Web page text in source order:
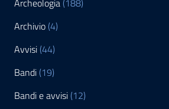
Archeologia (188)
Archivio (4)
Avvisi (44)
Bandi (19)
Bandi e avvisi (12)